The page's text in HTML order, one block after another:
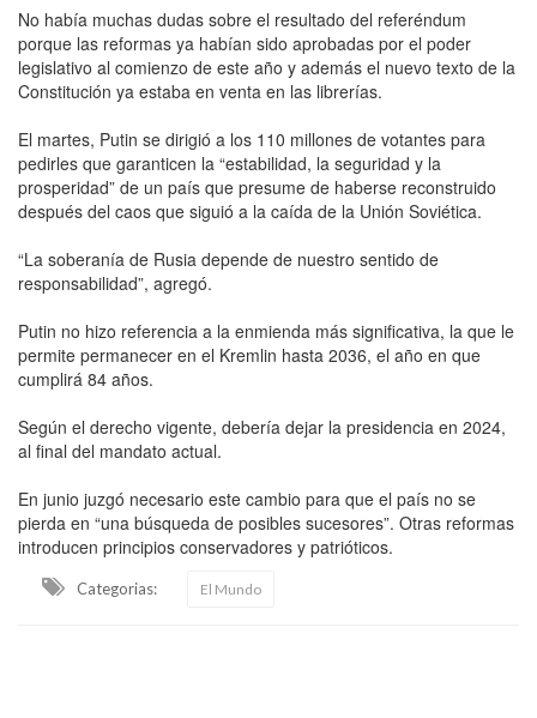
No había muchas dudas sobre el resultado del referéndum
porque las reformas ya habían sido aprobadas por el poder
legislativo al comienzo de este año y además el nuevo texto de la
Constitución ya estaba en venta en las librerías.
El martes, Putin se dirigió a los 110 millones de votantes para
pedirles que garanticen la “estabilidad, la seguridad y la
prosperidad” de un país que presume de haberse reconstruido
después del caos que siguió a la caída de la Unión Soviética.
“La soberanía de Rusia depende de nuestro sentido de
responsabilidad”, agregó.
Putin no hizo referencia a la enmienda más significativa, la que le
permite permanecer en el Kremlin hasta 2036, el año en que
cumplirá 84 años.
Según el derecho vigente, debería dejar la presidencia en 2024,
al final del mandato actual.
En junio juzgó necesario este cambio para que el país no se
pierda en “una búsqueda de posibles sucesores”. Otras reformas
introducen principios conservadores y patrióticos.
Categorias: El Mundo